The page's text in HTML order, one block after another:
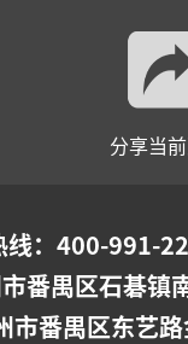
分享当
线：400-991-
番禺区石碁镇
市番禺区东艺